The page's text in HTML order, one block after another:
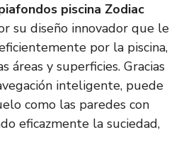
piscina Zodiac
su diseño innovador que le
por la piscina,
áreas y superficies. Gracias
inteligente, puede
como las paredes con
eficazmente la suciedad,